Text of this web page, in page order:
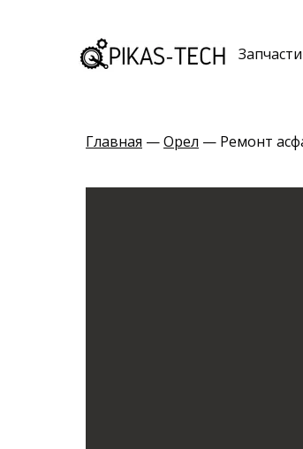
Запчасти
Главная —Орел — Ремонт